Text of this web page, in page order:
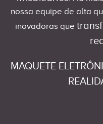
nossa equipe de alta
inovadoras que
MAQUETE